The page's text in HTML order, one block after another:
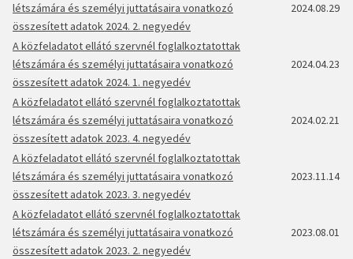
létszámára és személyi juttatásaira vonatkozó
összesített adatok 2024. 2. negyedév
2024.08.29
A közfeladatot ellátó szervnél foglalkoztatottak
létszámára és személyi juttatásaira vonatkozó
összesített adatok 2024. 1. negyedév
2024.04.23
A közfeladatot ellátó szervnél foglalkoztatottak
létszámára és személyi juttatásaira vonatkozó
összesített adatok 2023. 4. negyedév
2024.02.21
A közfeladatot ellátó szervnél foglalkoztatottak
létszámára és személyi juttatásaira vonatkozó
összesített adatok 2023. 3. negyedév
2023.11.14
A közfeladatot ellátó szervnél foglalkoztatottak
létszámára és személyi juttatásaira vonatkozó
összesített adatok 2023. 2. negyedév
2023.08.01